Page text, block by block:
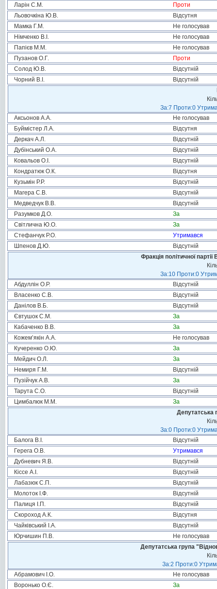
Ларін С.М.
Проти
Льовочкіна Ю.В.
Відсутня
Мамка Г.М.
Не голосував
Німченко В.І.
Не голосував
Папієв М.М.
Не голосував
Пузанов О.Г.
Проти
Солод Ю.В.
Відсутній
Чорний В.І.
Відсутній
За:7 Проти:0
Аксьонов А.А.
Не голосував
Буймістер Л.А.
Відсутня
Деркач А.Л.
Відсутній
Дубінський О.А.
Відсутній
Ковальов О.І.
Відсутній
Кондратюк О.К.
Відсутня
Кузьмін Р.Р.
Відсутній
Магера С.В.
Відсутній
Медведчук В.В.
Відсутній
Разумков Д.О.
За
Світлична Ю.О.
За
Стефанчук Р.О.
Утримався
Шпенов Д.Ю.
Відсутній
Фракція політичної
За:10 Проти:0
Абдуллін О.Р.
Відсутній
Власенко С.В.
Відсутній
Данілов В.Б.
Відсутній
Євтушок С.М.
За
Кабаченко В.В.
За
Кожем’якін А.А.
Не голосував
Кучеренко О.Ю.
За
Мейдич О.Л.
За
Немиря Г.М.
Відсутній
Пузійчук А.В.
За
Тарута С.О.
Відсутній
Цимбалюк М.М.
За
Депутатська
За:0 Проти:0
Балога В.І.
Відсутній
Герега О.В.
Утримався
Дубневич Я.В.
Відсутній
Кіссе А.І.
Відсутній
Лабазюк С.П.
Відсутній
Молоток І.Ф.
Відсутній
Палиця І.П.
Відсутній
Скороход А.К.
Відсутня
Чайківський І.А.
Відсутній
Юрчишин П.В.
Не голосував
Депутатська група
За:2 Проти:0
Абрамович І.О.
Не голосував
Воронько О.Є.
За